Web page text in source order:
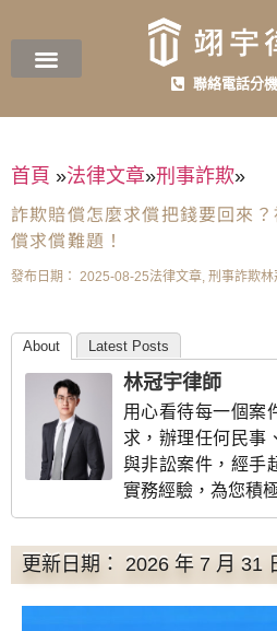
聯絡電話分
首頁 »法律文章»刑事詐欺»
詐欺賠償怎麼求償把錢要回來
償求償難題！
發布日期： 2025-08-25法律文章, 刑事詐欺林
About Latest Posts
林冠宇律師
用心看待每一個案
求，辦理任何民事
與非訟案件，經手
實務經驗，為您積
更新日期： 2026 年 7 月 31